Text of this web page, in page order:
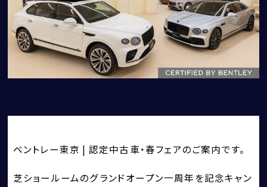
CONECO
CORNES RESERVE
1861
THE MAGARIGAWA CLUB
ベントレー東京 | 認定中古車・春フェアのご案内です。
芝ショールームのグランドオープン一周年を記念キャン